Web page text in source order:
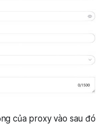
của proxy vào sau đó